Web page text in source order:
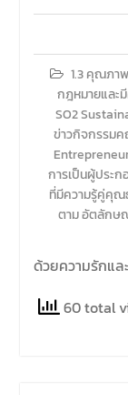
1.3 คุณภา
กฎหมายและ
SO2
ข่าวกิจกรรม
การเป็นผู้ประ
ที่มีความรู้คู่คุ
ตาม อัตลักษ
ด้วยความรักแล
60 total